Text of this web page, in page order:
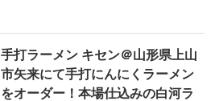
手打ラーメン キセン＠山形県上山
市矢来にて手打にんにくラーメン
をオーダー！本場仕込みの白河ラ